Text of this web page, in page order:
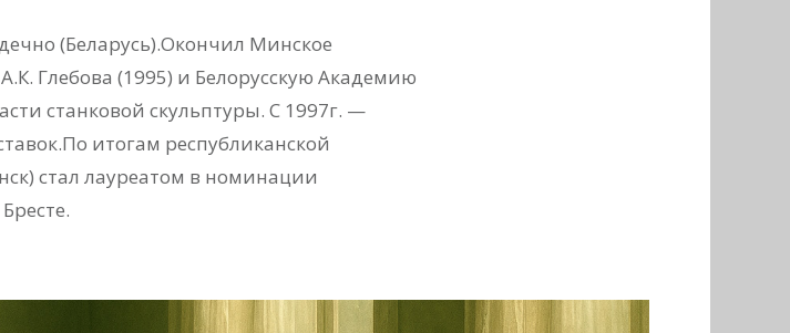
(Беларусь).Окончил Минское
Глебова (1995) и Белорусскую Академию
станковой скульптуры. С 1997г. —
итогам республиканской
стал лауреатом в номинации